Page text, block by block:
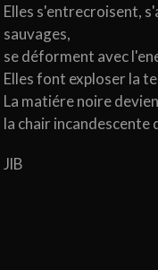
Elles s'entrecroisent,
sauvages,
se déforment avec
Elles font exploser la
La matiére noire
la chair incandescente
JlB